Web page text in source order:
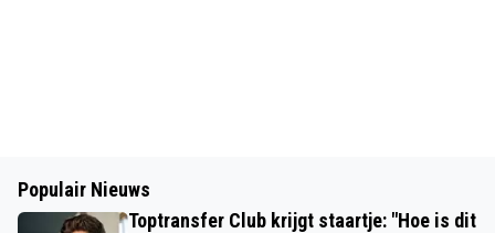
Populair Nieuws
Toptransfer Club krijgt staartje: "Hoe is dit